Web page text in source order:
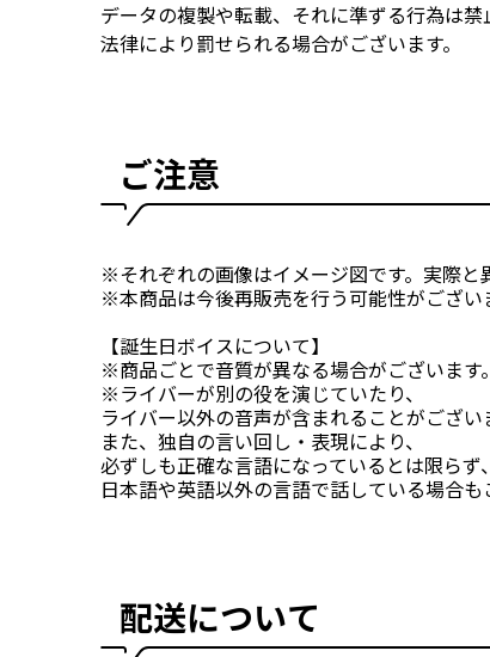
データの複製や転載、それに準ずる行為は禁
法律により罰せられる場合がございます。
ご注意
※それぞれの画像はイメージ図です。実際と
※本商品は今後再販売を行う可能性がござい
【誕生日ボイスについて】
※商品ごとで音質が異なる場合がございます。
※ライバーが別の役を演じていたり、
ライバー以外の音声が含まれることがござい
また、独自の言い回し・表現により、
必ずしも正確な言語になっているとは限らず、
日本語や英語以外の言語で話している場合も
配送について